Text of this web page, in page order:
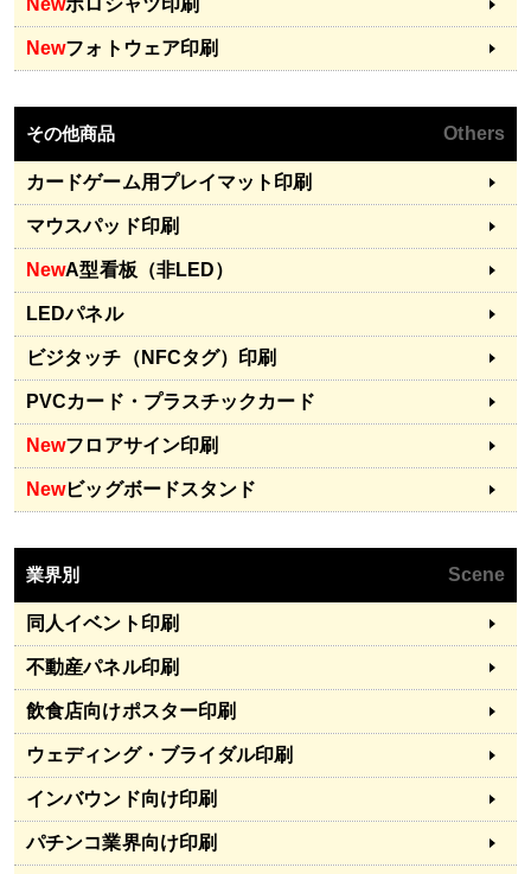
Newフォトウェア印刷
その他商品 Others
カードゲーム用プレイマット印刷
マウスパッド印刷
NewA型看板（非LED）
LEDパネル
ビジタッチ（NFCタグ）印刷
PVCカード・プラスチックカード
Newフロアサイン印刷
Newビッグボードスタンド
業界別 Scene
同人イベント印刷
不動産パネル印刷
飲食店向けポスター印刷
ウェディング・ブライダル印刷
インバウンド向け印刷
パチンコ業界向け印刷